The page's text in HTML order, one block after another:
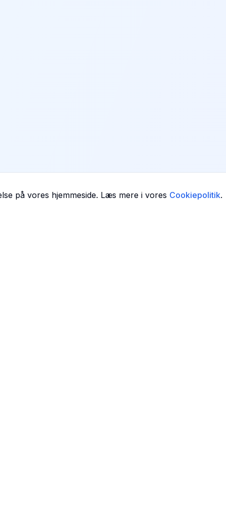
på vores hjemmeside. Læs mere i vores Cookiepolitik.